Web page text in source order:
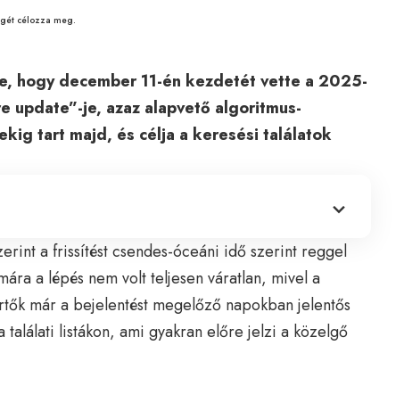
célozza meg.
hogy december 11-én kezdetét vette a 2025-
update”-je, azaz alapvető algoritmus-
tart majd, és célja a keresési találatok
a frissítést csendes-óceáni idő szerint reggel
a lépés nem volt teljesen váratlan, mivel a
már a bejelentést megelőző napokban jelentős
találati listákon, ami gyakran előre jelzi a közelgő